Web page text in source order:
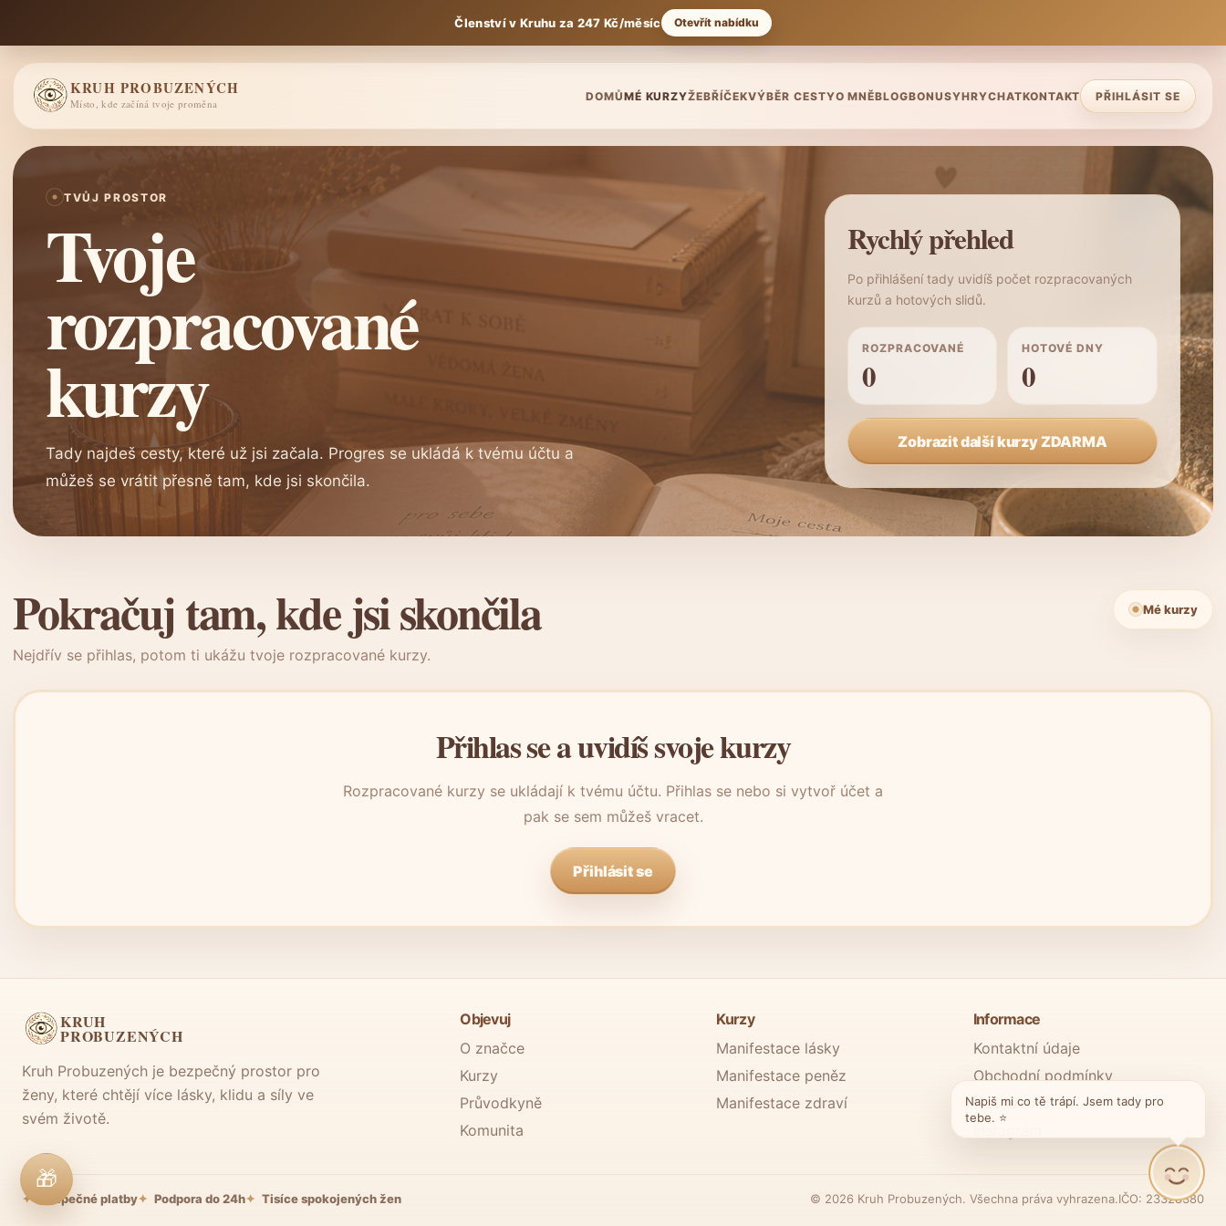
Členství v Kruhu za 247 Kč/měsíc Otevřít nabídku
KRUH PROBUZENÝCH
Místo, kde začíná tvoje proměna
DOMŮMÉ KURZYŽEBŘÍČEKVÝBĚR CESTYO MNĚBLOGBONUSYHRYCHATKONTAKT PŘIHLÁSIT SE
TVŮJ PROSTOR
Tvoje
rozpracované
kurzy
Tady najdeš cesty, které už jsi začala. Progres se ukládá k tvému účtu a
můžeš se vrátit přesně tam, kde jsi skončila.
Rychlý přehled
Po přihlášení tady uvidíš počet rozpracovaných
kurzů a hotových slidů.
ROZPRACOVANÉ
0
HOTOVÉ DNY
0
Zobrazit další kurzy ZDARMA
Pokračuj tam, kde jsi skončila
Nejdřív se přihlas, potom ti ukážu tvoje rozpracované kurzy.
Mé kurzy
Přihlas se a uvidíš svoje kurzy
Rozpracované kurzy se ukládají k tvému účtu. Přihlas se nebo si vytvoř účet a
pak se sem můžeš vracet.
Přihlásit se
KRUH
PROBUZENÝCH
Kruh Probuzených je bezpečný prostor pro
ženy, které chtějí více lásky, klidu a síly ve
svém životě.
Objevuj
O značce
Kurzy
Průvodkyně
Komunita
Kurzy
Manifestace lásky
Manifestace peněz
Manifestace zdraví
Informace
Kontaktní údaje
Obchodní podmínky
Napsat e-mail
Bezpečné platby Podpora do 24h Tisíce spokojených žen © 2026 Kruh Probuzených. Všechna práva vyhrazena.IČO: 23328380
Luna
Napiš mi co tě trápí. Jsem tady pro
tebe. ⭐
🎁